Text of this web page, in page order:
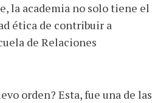
la academia no solo tiene el
ética de contribuir a
de Relaciones
orden? Esta, fue una de las